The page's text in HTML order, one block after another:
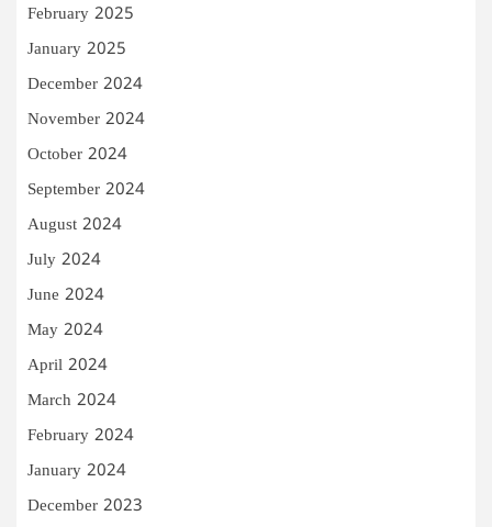
February 2025
January 2025
December 2024
November 2024
October 2024
September 2024
August 2024
July 2024
June 2024
May 2024
April 2024
March 2024
February 2024
January 2024
December 2023